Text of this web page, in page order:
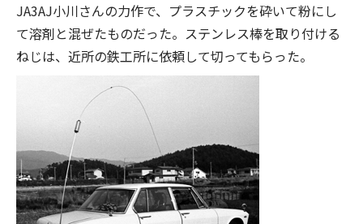
JA3AJ小川さんの力作で、プラスチックを砕いて粉にし
て溶剤と混ぜたものだった。ステンレス棒を取り付ける
ねじは、近所の鉄工所に依頼して切ってもらった。